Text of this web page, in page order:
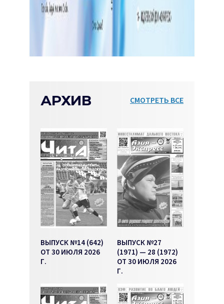
АРХИВ СМОТРЕТЬ ВСЕ
ВЫПУСК №14 (642)
ОТ 30 ИЮЛЯ 2026
Г.
ВЫПУСК №27
(1971) — 28 (1972)
ОТ 30 ИЮЛЯ 2026
Г.